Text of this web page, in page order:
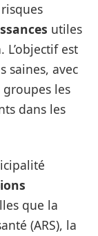
utiles
est
saines, avec
les
dans les
que la
(ARS), la